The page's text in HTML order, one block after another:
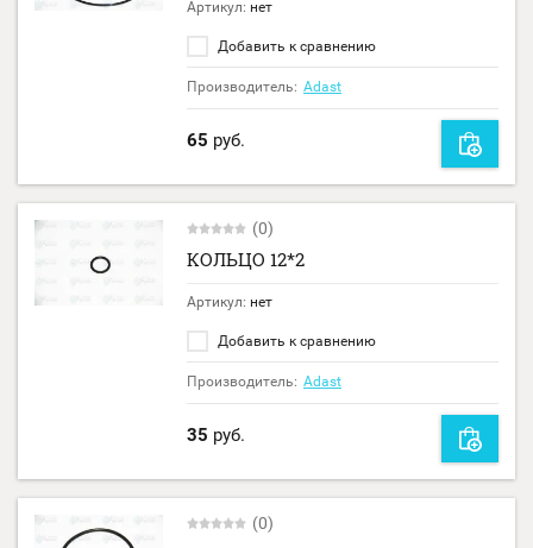
Артикул: нет
Добавить к сравнению
Производитель: Adast
65 руб.
(0)
КОЛЬЦО 12*2
Артикул: нет
Добавить к сравнению
Производитель: Adast
35 руб.
(0)